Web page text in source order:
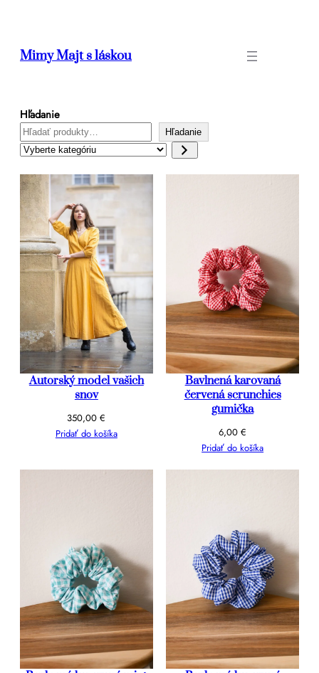
Mimy Majt s láskou
Hľadanie
Hľadanie
Vyberte
Autorský model vašich
snov
350,00€
Pridať do košíka
Bavlnená karovaná
červená scrunchies
gumička
6,00€
Pridať do košíka